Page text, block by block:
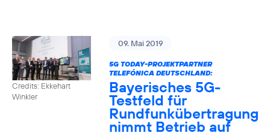
Credits: Ekkehart
Winkler
09. Mai 2019
5G TODAY-PROJEKTPARTNER
TELEFÓNICA DEUTSCHLAND:
Bayerisches 5G-
Testfeld für
Rundfunkübertragung
nimmt Betrieb auf